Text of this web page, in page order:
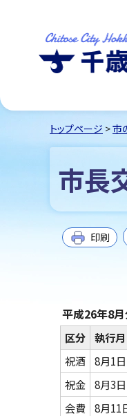
トップページ >市
市長
印刷
平成26年8
区分 執行
祝酒 8月1日
祝金 8月3日
会費 8月11